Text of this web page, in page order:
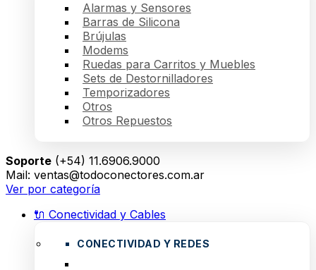
Alarmas y Sensores
Barras de Silicona
Brújulas
Modems
Ruedas para Carritos y Muebles
Sets de Destornilladores
Temporizadores
Otros
Otros Repuestos
Soporte (+54) 11.6906.9000
Mail: ventas@todoconectores.com.ar
Ver por categoría
🔌 Conectividad y Cables
CONECTIVIDAD Y REDES